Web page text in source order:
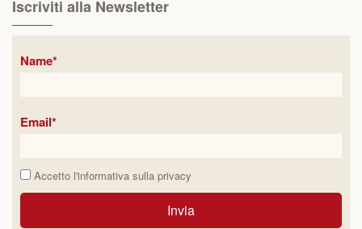
Iscriviti alla Newsletter
Name*
Email*
Accetto l'informativa sulla privacy
Invia